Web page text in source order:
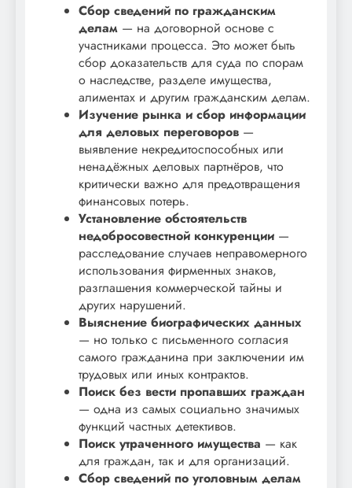
Сбор сведений по гражданским
делам — на договорной основе с
участниками процесса. Это может быть
сбор доказательств для суда по спорам
о наследстве, разделе имущества,
алиментах и другим гражданским делам.
Изучение рынка и сбор информации
для деловых переговоров —
выявление некредитоспособных или
ненадёжных деловых партнёров, что
критически важно для предотвращения
финансовых потерь.
Установление обстоятельств
недобросовестной конкуренции —
расследование случаев неправомерного
использования фирменных знаков,
разглашения коммерческой тайны и
других нарушений.
Выяснение биографических данных
— но только с письменного согласия
самого гражданина при заключении им
трудовых или иных контрактов.
Поиск без вести пропавших граждан
— одна из самых социально значимых
функций частных детективов.
Поиск утраченного имущества — как
для граждан, так и для организаций.
Сбор сведений по уголовным делам